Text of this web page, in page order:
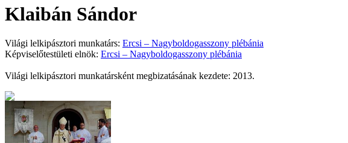
Klaibán Sándor
Világi lelkipásztori munkatárs: Ercsi – Nagyboldogasszony plébánia
Képviselőtestületi elnök: Ercsi – Nagyboldogasszony plébánia
Világi lelkipásztori munkatársként megbizatásának kezdete: 2013.